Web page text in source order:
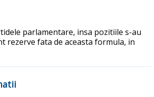
parlamentare, insa pozitiile s-au
rezerve fata de aceasta formula, in